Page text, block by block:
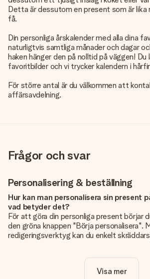
Detta är dessutom en present som är
få.
Din personliga årskalender med alla dina
naturligtvis samtliga månader och dagar
haken hänger den på nolltid på väggen! Du
favoritbilder och vi trycker kalendern i
För större antal är du välkommen att
affärsavdelning.
Frågor och svar
Personalisering & beställning
Hur kan man personalisera sin present
vad betyder det?
För att göra din personliga present börjar
den gröna knappen "Börja personalisera".
redigeringsverktyg kan du enkelt
Visa mer